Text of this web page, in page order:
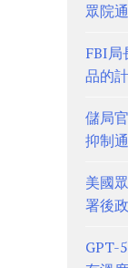
眾院
FBI局
品的
儲局
抑制
美國
署後
GPT-